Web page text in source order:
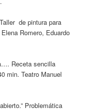
Taller de pintura para
Romero, Eduardo
Receta sencilla
min. Teatro Manuel
Problemática